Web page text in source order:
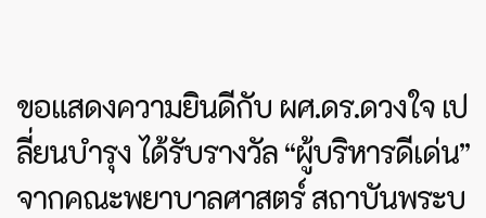
ขอแสดงความยินดีกับ ผศ.ดร.ดวงใจ เป
ลี่ยนบำรุง ได้รับรางวัล “ผู้บริหารดีเด่น”
จากคณะพยาบาลศาสตร์ สถาบันพระบ